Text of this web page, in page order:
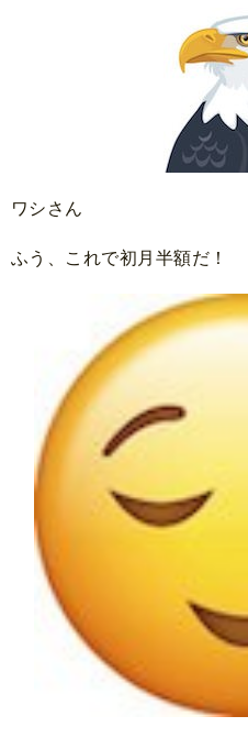
ワシさん
ふう、これで初月半額だ！